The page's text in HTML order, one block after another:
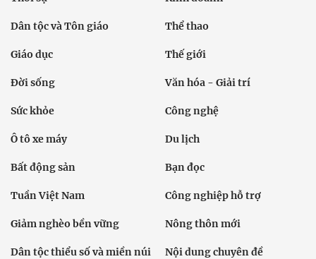
Dân tộc và Tôn giáo Thể thao
Giáo dục Thế giới
Đời sống Văn hóa - Giải trí
Sức khỏe Công nghệ
Ô tô xe máy Du lịch
Bất động sản Bạn đọc
Tuần Việt Nam Công nghiệp hỗ trợ
Giảm nghèo bền vững Nông thôn mới
Dân tộc thiểu số và miền núi Nội dung chuyên đề